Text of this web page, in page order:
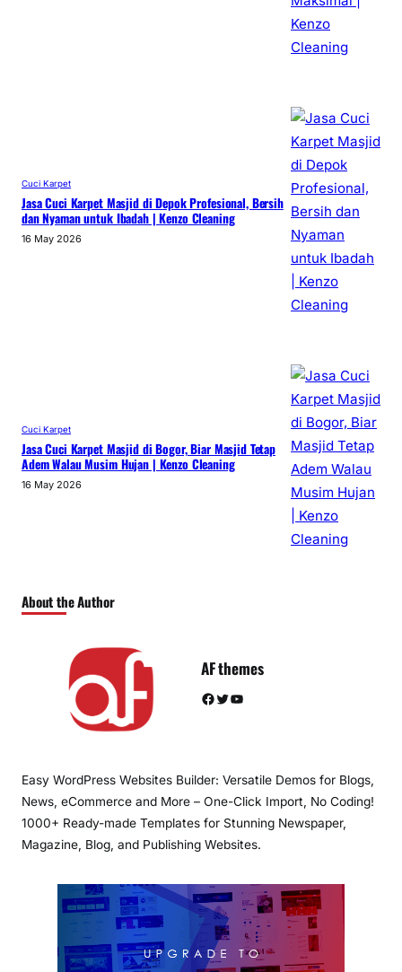
Cuci Karpet
Jasa Cuci Karpet Masjid di Depok Profesional, Bersih
dan Nyaman untuk Ibadah | Kenzo Cleaning
16 May 2026
Cuci Karpet
Jasa Cuci Karpet Masjid di Bogor, Biar Masjid Tetap
Adem Walau Musim Hujan | Kenzo Cleaning
16 May 2026
About the Author
AF themes
Facebook Twitter YouTube
Easy WordPress Websites Builder: Versatile Demos for Blogs,
News, eCommerce and More – One-Click Import, No Coding!
1000+ Ready-made Templates for Stunning Newspaper,
Magazine, Blog, and Publishing Websites.